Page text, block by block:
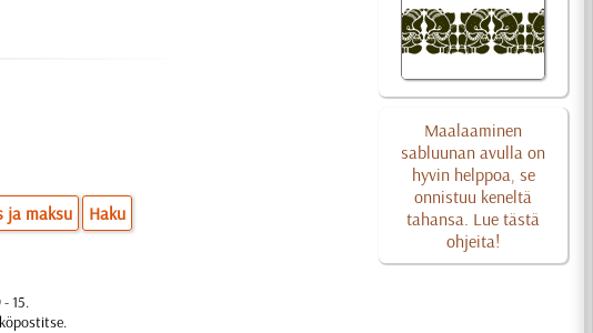
Maalaaminen
sabluunan avulla on
hyvin helppoa, se
onnistuu keneltä
tahansa. Lue tästä
ohjeita!
ja maksu Haku
15.